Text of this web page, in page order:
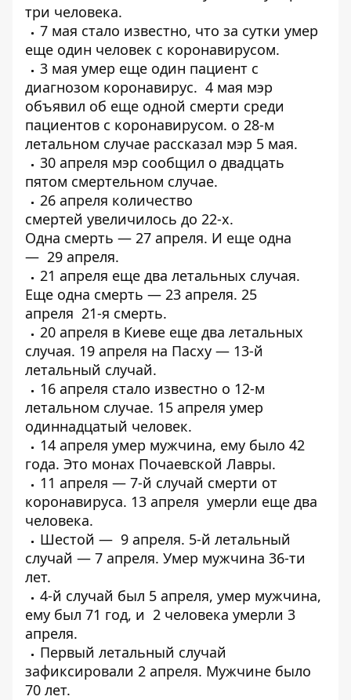
три человека.
7 мая стало известно, что за сутки умер
еще один человек с коронавирусом.
3 мая умер еще один пациент с
диагнозом коронавирус. 4 мая мэр
объявил об еще одной смерти среди
пациентов с коронавирусом. о 28-м
летальном случае рассказал мэр 5 мая.
30 апреля мэр сообщил о двадцать
пятом смертельном случае.
26 апреля количество
смертей увеличилось до 22-х.
Одна смерть — 27 апреля. И еще одна
— 29 апреля.
21 апреля еще два летальных случая.
Еще одна смерть — 23 апреля. 25
апреля 21-я смерть.
20 апреля в Киеве еще два летальных
случая. 19 апреля на Пасху — 13-й
летальный случай.
16 апреля стало известно о 12-м
летальном случае. 15 апреля умер
одиннадцатый человек.
14 апреля умер мужчина, ему было 42
года. Это монах Почаевской Лавры.
11 апреля — 7-й случай смерти от
коронавируса. 13 апреля умерли еще два
человека.
Шестой — 9 апреля. 5-й летальный
случай — 7 апреля. Умер мужчина 36-ти
лет.
4-й случай был 5 апреля, умер мужчина,
ему был 71 год, и 2 человека умерли 3
апреля.
Первый летальный случай
зафиксировали 2 апреля. Мужчине было
70 лет.